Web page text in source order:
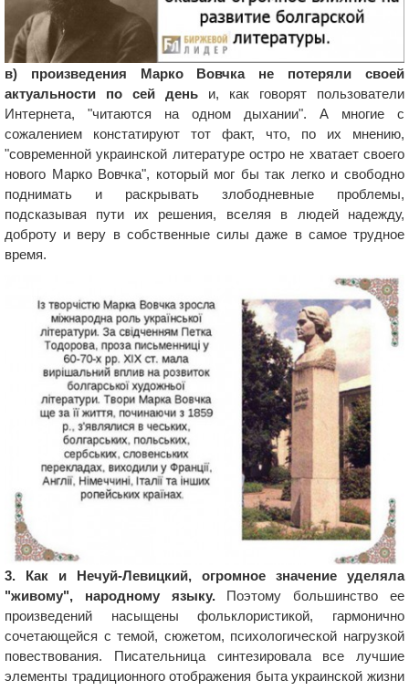
в) произведения Марко Вовчка не потеряли своей
актуальности по сей день и, как говорят пользователи
Интернета, "читаются на одном дыхании". А многие с
сожалением констатируют тот факт, что, по их мнению,
"современной украинской литературе остро не хватает своего
нового Марко Вовчка", который мог бы так легко и свободно
поднимать и раскрывать злободневные проблемы,
подсказывая пути их решения, вселяя в людей надежду,
доброту и веру в собственные силы даже в самое трудное
время.
3. Как и Нечуй-Левицкий, огромное значение уделяла
"живому", народному языку.Поэтому большинство ее
произведений насыщены фольклористикой, гармонично
сочетающейся с темой, сюжетом, психологической нагрузкой
повествования. Писательница синтезировала все лучшие
элементы традиционного отображения быта украинской жизни